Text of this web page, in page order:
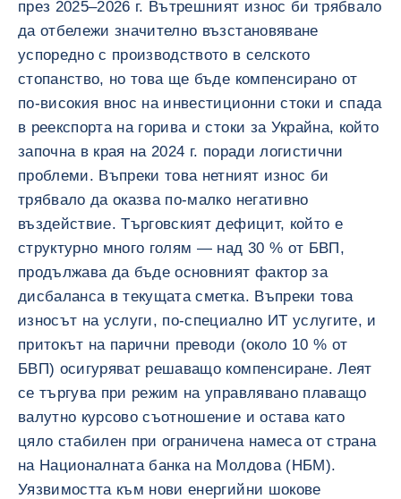
през 2025–2026 г. Вътрешният износ би трябвало
да отбележи значително възстановяване
успоредно с производството в селското
стопанство, но това ще бъде компенсирано от
по-високия внос на инвестиционни стоки и спада
в реекспорта на горива и стоки за Украйна, който
започна в края на 2024 г. поради логистични
проблеми. Въпреки това нетният износ би
трябвало да оказва по-малко негативно
въздействие. Търговският дефицит, който е
структурно много голям — над 30 % от БВП,
продължава да бъде основният фактор за
дисбаланса в текущата сметка. Въпреки това
износът на услуги, по-специално ИТ услугите, и
притокът на парични преводи (около 10 % от
БВП) осигуряват решаващо компенсиране. Леят
се търгува при режим на управлявано плаващо
валутно курсово съотношение и остава като
цяло стабилен при ограничена намеса от страна
на Националната банка на Молдова (НБМ).
Уязвимостта към нови енергийни шокове